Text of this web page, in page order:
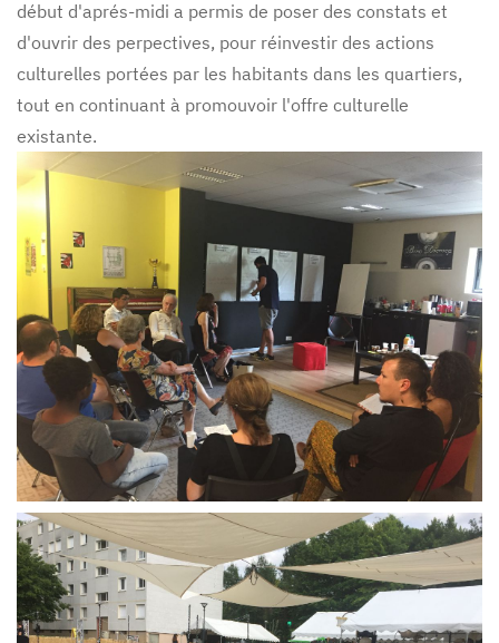
début d'aprés-midi a permis de poser des constats et
d'ouvrir des perpectives, pour réinvestir des actions
culturelles portées par les habitants dans les quartiers,
tout en continuant à promouvoir l'offre culturelle
existante.